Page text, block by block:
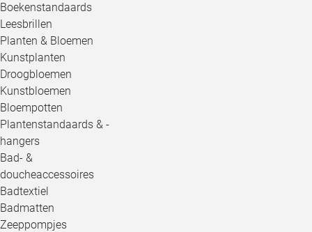
Boekenstandaards
Leesbrillen
Planten & Bloemen
Kunstplanten
Droogbloemen
Kunstbloemen
Bloempotten
Plantenstandaards & -
hangers
Bad- &
doucheaccessoires
Badtextiel
Badmatten
Zeeppompjes